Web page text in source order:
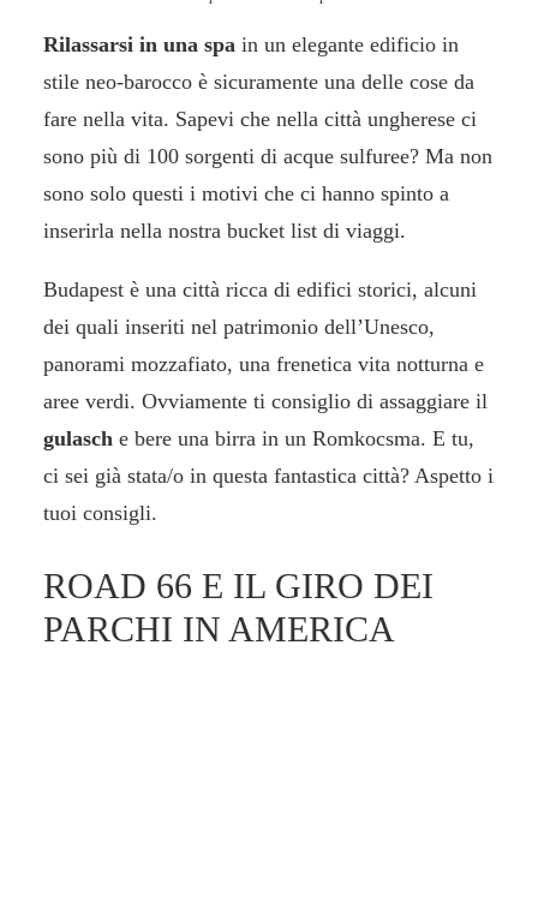
Rilassarsi in una spa in un elegante edificio in
stile neo-barocco è sicuramente una delle cose da
fare nella vita. Sapevi che nella città ungherese ci
sono più di 100 sorgenti di acque sulfuree? Ma non
sono solo questi i motivi che ci hanno spinto a
inserirla nella nostra bucket list di viaggi.
Budapest è una città ricca di edifici storici, alcuni
dei quali inseriti nel patrimonio dell’Unesco,
panorami mozzafiato, una frenetica vita notturna e
aree verdi. Ovviamente ti consiglio di assaggiare il
gulasch e bere una birra in un Romkocsma. E tu,
ci sei già stata/o in questa fantastica città? Aspetto i
tuoi consigli.
ROAD 66 E IL GIRO DEI
PARCHI IN AMERICA